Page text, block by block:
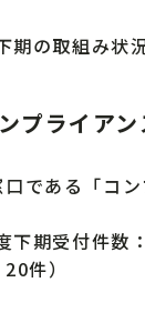
期の取組み状
ンプライア
である「コ
期受付件数
件）